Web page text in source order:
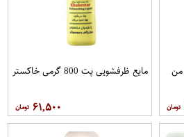
مایع ظرفشویی پت 800 گرمی خاکستر
۶۱,۵۰۰